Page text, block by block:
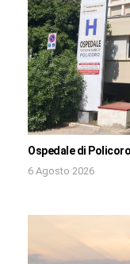
Ospedale di
6 Agosto 2026